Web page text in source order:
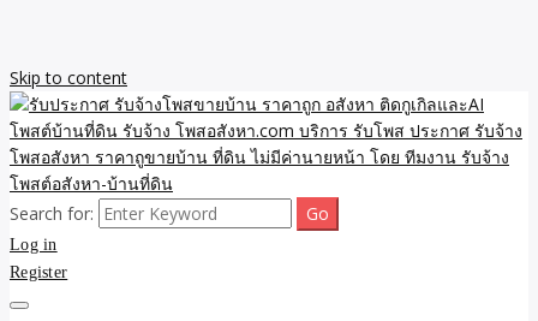
Skip to content
รับประกาศ รับจ้างโพสขาย
บ้าน ราคาถูก อสังหา ติดกู
รับจ้างโพสขายบ้าน ราคาถูก ประกาศ ขายอสังหา โฆษณา ไม่มีค่านาย
หน้า โพสอสังหา รับจ้างโพสขายบ้านบริการ รับจ้างโพสอสังหา ราคาถูก
ขายบ้าน ขายที่ดิน เว็บประกาศ โพส โฆษณา ลงประกาศฟรี
Search for:
Log in
Register